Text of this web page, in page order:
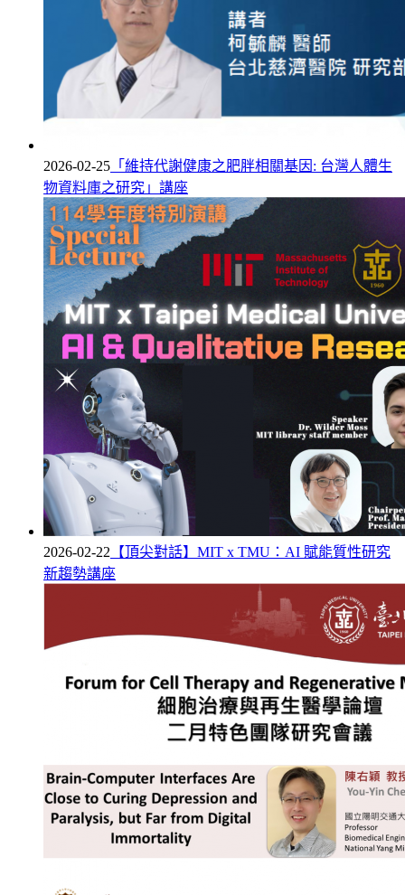
2026-02-25 「維持代謝健康之肥胖相關基因: 台灣人體生
物資料庫之研究」講座
2026-02-22 【頂尖對話】MIT x TMU：AI 賦能質性研究
新趨勢講座